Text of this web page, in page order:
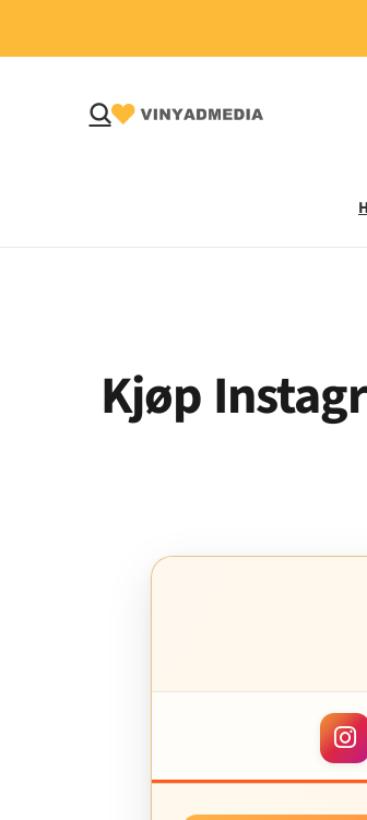
Kjøp